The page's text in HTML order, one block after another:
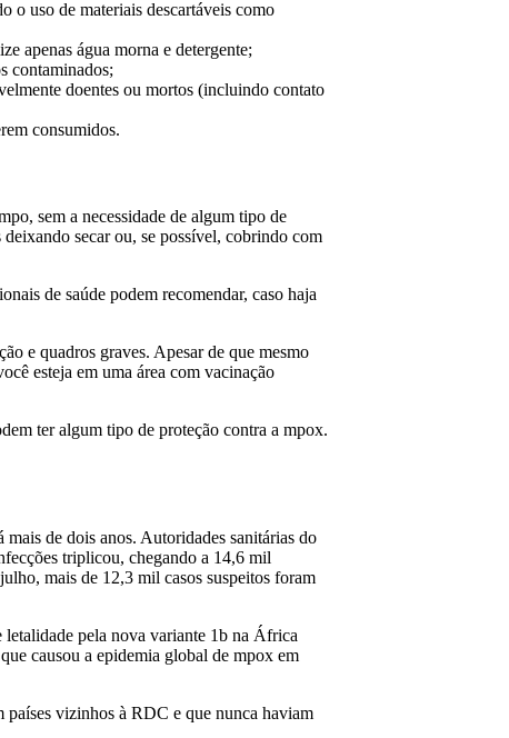
o uso de materiais descartáveis como
apenas água morna e detergente;
contaminados;
doentes ou mortos (incluindo contato
consumidos.
sem a necessidade de algum tipo de
secar ou, se possível, cobrindo com
de saúde podem recomendar, caso haja
e quadros graves. Apesar de que mesmo
esteja em uma área com vacinação
ter algum tipo de proteção contra a mpox.
de dois anos. Autoridades sanitárias do
triplicou, chegando a 14,6 mil
mais de 12,3 mil casos suspeitos foram
pela nova variante 1b na África
causou a epidemia global de mpox em
países vizinhos à RDC e que nunca haviam